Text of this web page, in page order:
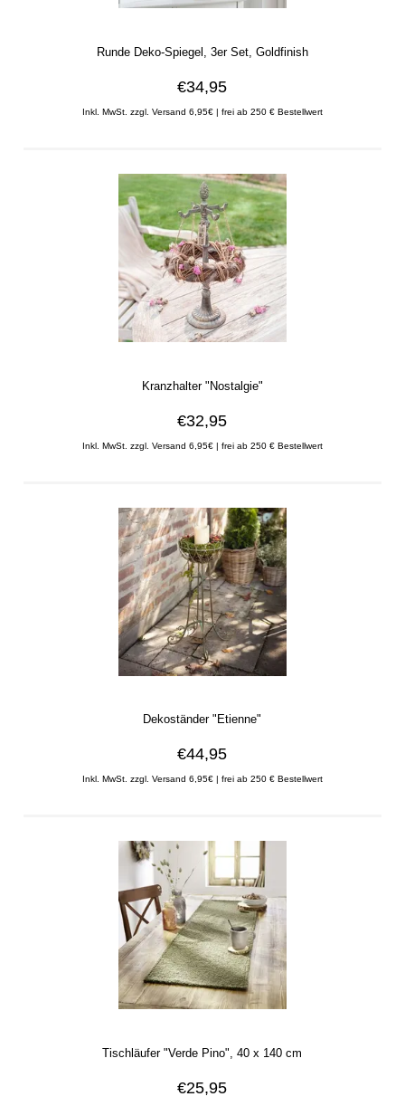
Runde Deko-Spiegel, 3er Set, Goldfinish
€34,95
Inkl. MwSt. zzgl. Versand 6,95€ | frei ab 250 € Bestellwert
Kranzhalter "Nostalgie"
€32,95
Inkl. MwSt. zzgl. Versand 6,95€ | frei ab 250 € Bestellwert
Dekoständer "Etienne"
€44,95
Inkl. MwSt. zzgl. Versand 6,95€ | frei ab 250 € Bestellwert
Tischläufer "Verde Pino", 40 x 140 cm
€25,95